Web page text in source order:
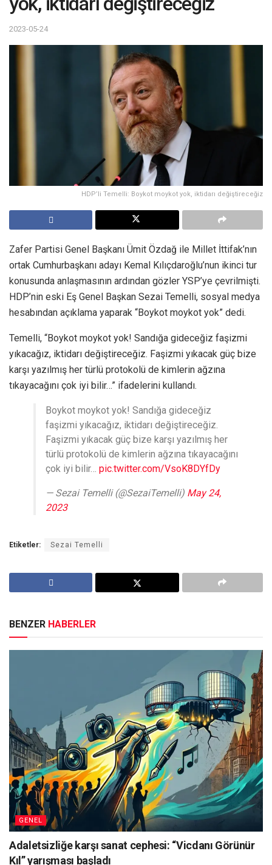
2023-05-24
HDP’li Temelli: Boykot moykot yok, iktidarı değiştireceğiz
Zafer Partisi Genel Başkanı Ümit Özdağ ile Millet İttifak’nın
ortak Cumhurbaşkanı adayı Kemal Kılıçdaroğlu’nun ikinci tur
konusunda anlaşmasının ardından gözler YSP’ye çevrilmişti.
HDP’nin eski Eş Genel Başkan Sezai Temelli, sosyal medya
hesabından açıklama yaparak “Boykot moykot yok” dedi.
Temelli, “Boykot moykot yok! Sandığa gideceğiz faşizmi
yıkacağız, iktidarı değiştireceğiz. Faşizmi yıkacak güç bize
karşı yazılmış her türlü protokolü de kimlerin ağzına
tıkayacağını çok iyi bilir…” ifadelerini kullandı.
Boykot moykot yok! Sandığa gideceğiz
faşizmi yıkacağız, iktidarı değiştireceğiz.
Faşizmi yıkacak güç bize karşı yazılmış her
türlü protokolü de kimlerin ağzına tıkayacağını
çok iyi bilir… pic.twitter.com/VsoK8DYfDy
— Sezai Temelli (@SezaiTemelli) May 24,
2023
Etiketler: Sezai Temelli
BENZER HABERLER
GENEL
Adaletsizliğe karşı sanat cephesi: “Vicdanı Görünür
Kıl” yarışması başladı